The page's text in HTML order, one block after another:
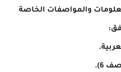
والمواصفات الخاصة
6).